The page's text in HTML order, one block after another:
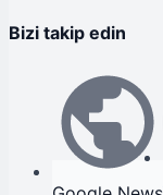
Bizi takip edin